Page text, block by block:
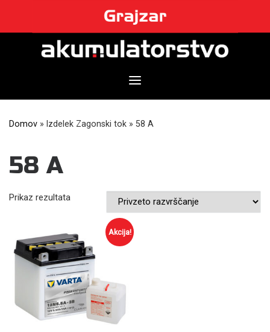
content
Domov » Izdelek Zagonski tok » 58 A
58 A
Prikaz rezultata
Akcija!